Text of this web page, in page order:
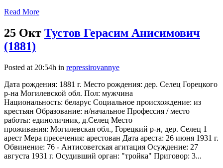
Read More
25 Окт Тустов Герасим Анисимович
(1881)
Posted at 20:54h in repressirovannye
Дата рождения: 1881 г. Место рождения: дер. Селец Горецкого
р-на Могилевской обл. Пол: мужчина
Национальность: беларус Социальное происхождение: из
крестьян Образование: н/начальное Профессия / место
работы: единоличник, д.Селец Место
проживания: Могилевская обл., Горецкий р-н, дер. Селец 1
арест Мера пресечения: арестован Дата ареста: 26 июня 1931 г.
Обвинение: 76 - Антисоветская агитация Осуждение: 27
августа 1931 г. Осудивший орган: "тройка" Приговор: 3...